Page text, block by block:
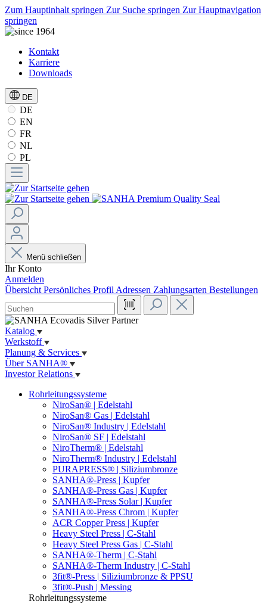
Zum Hauptinhalt springen Zur Suche springen Zur Hauptnavigation
springen
Kontakt
Karriere
Downloads
DE
DE
EN
FR
NL
PL
Menü schließen
Ihr Konto
Anmelden
Übersicht Persönliches Profil Adressen Zahlungsarten Bestellungen
Katalog
Werkstoff
Planung & Services
Über SANHA®
Investor Relations
Rohrleitungssysteme
NiroSan® | Edelstahl
NiroSan® Gas | Edelstahl
NiroSan® Industry | Edelstahl
NiroSan® SF | Edelstahl
NiroTherm® | Edelstahl
NiroTherm® Industry | Edelstahl
PURAPRESS® | Siliziumbronze
SANHA®-Press | Kupfer
SANHA®-Press Gas | Kupfer
SANHA®-Press Solar | Kupfer
SANHA®-Press Chrom | Kupfer
ACR Copper Press | Kupfer
Heavy Steel Press | C-Stahl
Heavy Steel Press Gas | C-Stahl
SANHA®-Therm | C-Stahl
SANHA®-Therm Industry | C-Stahl
3fit®-Press | Siliziumbronze & PPSU
3fit®-Push | Messing
Rohrleitungssysteme